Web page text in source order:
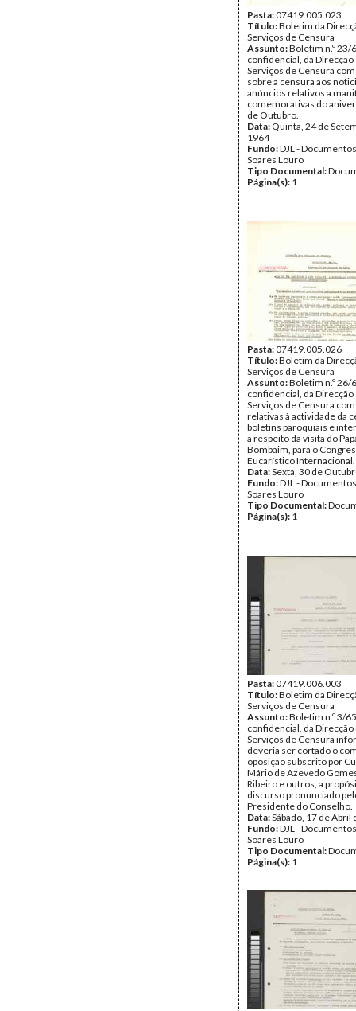
Pasta:07419.005.023
Título:Boletim da
Serviços de Censura
Assunto:Boletim n.º 23/
confidencial, da Direcção
Serviços de Censura
sobre a censura aos
anúncios relativos a
comemorativas do
de Outubro.
Data: Quinta, 24 de
1964
Fundo:DJL -
Soares Louro
Tipo Documental:
Página(s): 1
Pasta:07419.005.026
Título:Boletim da
Serviços de Censura
Assunto:Boletim n.º 26/
confidencial, da Direcção
Serviços de Censura
relativas à actividade da
boletins paroquiais e
a respeito da visita do
Bombaim, para o
Eucarístico Internacional.
Data:Sexta, 30 de
Fundo:DJL -
Soares Louro
Tipo Documental:
Página(s): 1
Pasta:07419.006.003
Título:Boletim da
Serviços de Censura
Assunto:Boletim n.º 3/
confidencial, da Direcção
Serviços de Censura
deveria ser cortado o
oposição subscrito por
Mário de Azevedo
Ribeiro e outros, a
discurso pronunciado
Presidente do Conselho.
Data:Sábado, 17 de Abril
Fundo:DJL -
Soares Louro
Tipo Documental:
Página(s): 1